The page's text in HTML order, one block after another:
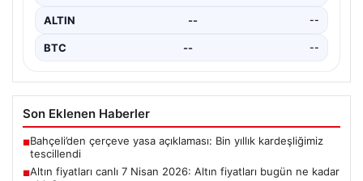
ALTIN -- --
BTC -- --
Son Eklenen Haberler
■Bahçeli’den çerçeve yasa açıklaması: Bin yıllık kardeşliğimiz
tescillendi
■Altın fiyatları canlı 7 Nisan 2026: Altın fiyatları bugün ne kadar